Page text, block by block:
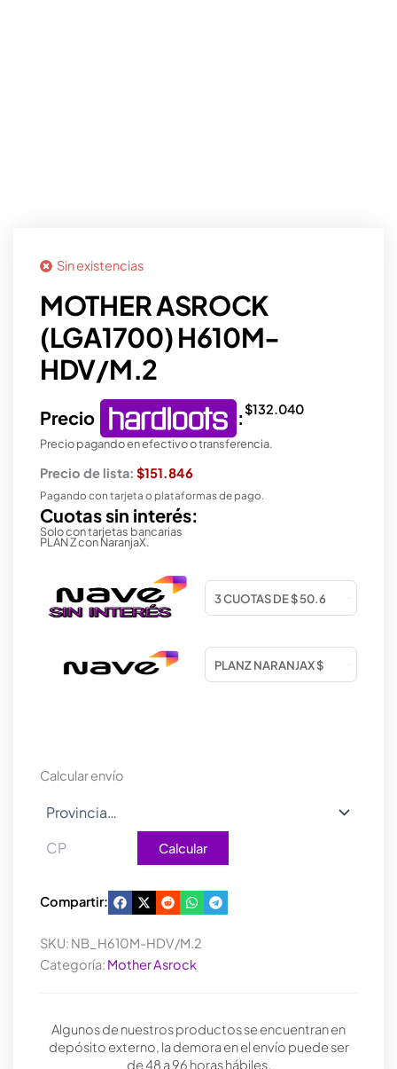
Sin existencias
MOTHER ASROCK
(LGA1700) H610M-
HDV/M.2
Precio :$132.040
Precio pagando en efectivo o transferencia.
Precio de lista: $151.846
Pagando con tarjeta o plataformas de pago.
Cuotas sin interés:
Solo con tarjetas bancarias
PLAN Z con NaranjaX.
Calcular envío
Calcular
Compartir:
SKU: NB_H610M-HDV/M.2
Categoría: Mother Asrock
Algunos de nuestros productos se encuentran en
depósito externo, la demora en el envío puede ser
de 48 a 96 horas hábiles.